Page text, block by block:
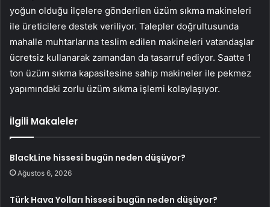
yoğun olduğu ilçelere gönderilen üzüm sıkma makineleri
ile üreticilere destek veriliyor. Talepler doğrultusunda
mahalle muhtarlarına teslim edilen makineleri vatandaşlar
ücretsiz kullanarak zamandan da tasarruf ediyor. Saatte 1
ton üzüm sıkma kapasitesine sahip makineler ile pekmez
yapımındaki zorlu üzüm sıkma işlemi kolaylaşıyor.
İlgili Makaleler
BlackLine hissesi bugün neden düşüyor?
Ağustos 6, 2026
Türk Hava Yolları hissesi bugün neden düşüyor?